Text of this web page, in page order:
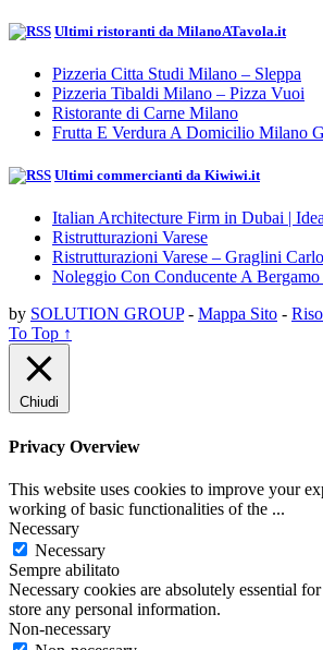
Ultimi ristoranti da MilanoATavola.it
Pizzeria Citta Studi Milano – Sleppa
Pizzeria Tibaldi Milano – Pizza Vuoi
Ristorante di Carne Milano
Frutta E Verdura A Domicilio Milano
Ultimi commercianti da Kiwiwi.it
Italian Architecture Firm in Dubai |
Ristrutturazioni Varese
Ristrutturazioni Varese – Graglini
Noleggio Con Conducente A
by SOLUTION GROUP- Mappa Sito -
To Top ↑
Chiudi
Privacy Overview
This website uses cookies to improve your
working of basic functionalities of the ...
Necessary
Necessary
Sempre abilitato
Necessary cookies are absolutely essential
store any personal information.
Non-necessary